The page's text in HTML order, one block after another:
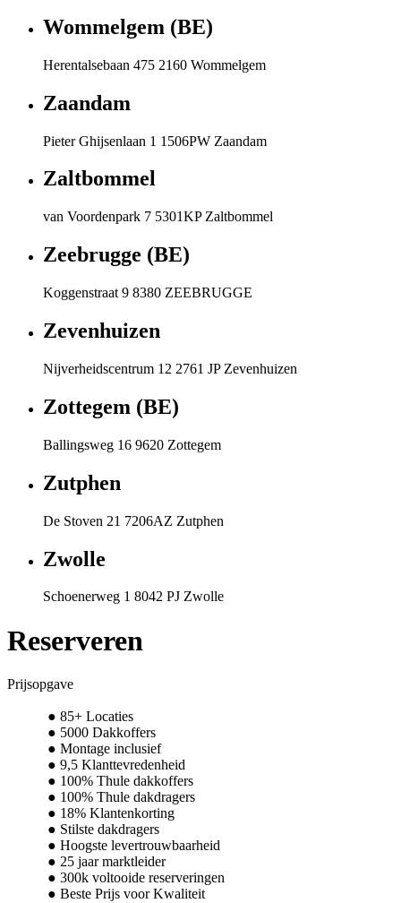
Wommelgem (BE)
Herentalsebaan 475 2160 Wommelgem
Zaandam
Pieter Ghijsenlaan 1 1506PW Zaandam
Zaltbommel
van Voordenpark 7 5301KP Zaltbommel
Zeebrugge (BE)
Koggenstraat 9 8380 ZEEBRUGGE
Zevenhuizen
Nijverheidscentrum 12 2761 JP Zevenhuizen
Zottegem (BE)
Ballingsweg 16 9620 Zottegem
Zutphen
De Stoven 21 7206AZ Zutphen
Zwolle
Schoenerweg 1 8042 PJ Zwolle
Reserveren
Prijsopgave
85+ Locaties
5000 Dakkoffers
Montage inclusief
9,5 Klanttevredenheid
100% Thule dakkoffers
100% Thule dakdragers
18% Klantenkorting
Stilste dakdragers
Hoogste levertrouwbaarheid
25 jaar marktleider
300k voltooide reserveringen
Beste Prijs voor Kwaliteit